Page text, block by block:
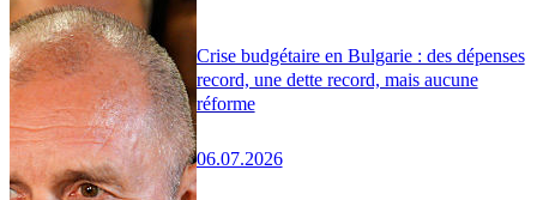
Crise budgétaire en Bulgarie : des dépenses
record, une dette record, mais aucune
réforme
06.07.2026